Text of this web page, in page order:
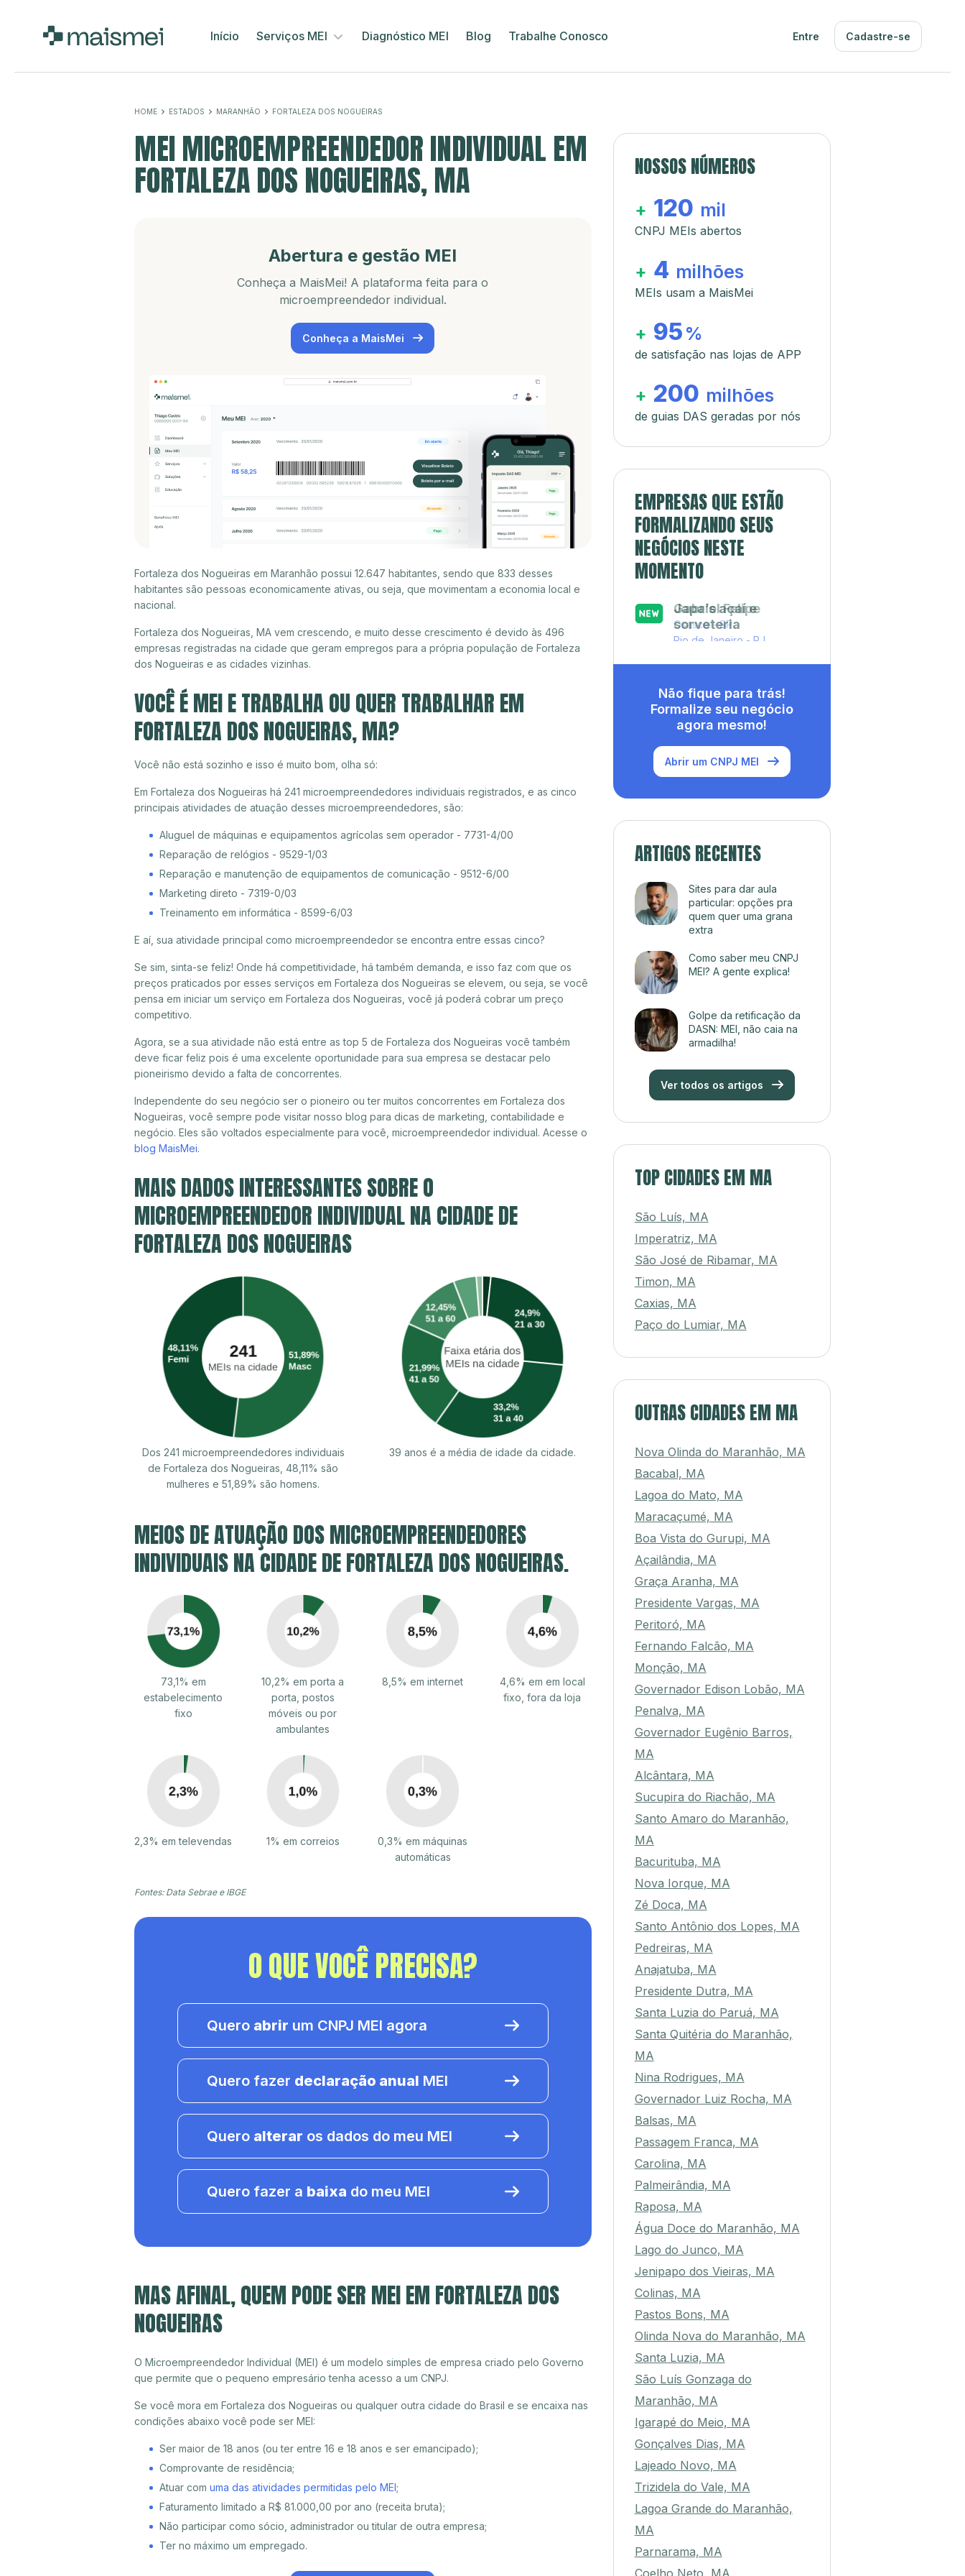
Início Serviços MEI Diagnóstico MEI Blog Trabalhe Conosco Entre Cadastre-se
HOME ESTADOS MARANHÃO FORTALEZA DOS NOGUEIRAS
MEI MICROEMPREENDEDOR INDIVIDUAL EM
FORTALEZA DOS NOGUEIRAS, MA
Abertura e gestão MEI
Conheça a MaisMei! A plataforma feita para o
microempreendedor individual.
Conheça a MaisMei
Fortaleza dos Nogueiras em Maranhão possui 12.647 habitantes, sendo que 833 desses
habitantes são pessoas economicamente ativas, ou seja, que movimentam a economia local e
nacional.
Fortaleza dos Nogueiras, MA vem crescendo, e muito desse crescimento é devido às 496
empresas registradas na cidade que geram empregos para a própria população de Fortaleza
dos Nogueiras e as cidades vizinhas.
VOCÊ É MEI E TRABALHA OU QUER TRABALHAR EM
FORTALEZA DOS NOGUEIRAS, MA?
Você não está sozinho e isso é muito bom, olha só:
Em Fortaleza dos Nogueiras há 241 microempreendedores individuais registrados, e as cinco
principais atividades de atuação desses microempreendedores, são:
Aluguel de máquinas e equipamentos agrícolas sem operador - 7731-4/00
Reparação de relógios - 9529-1/03
Reparação e manutenção de equipamentos de comunicação - 9512-6/00
Marketing direto - 7319-0/03
Treinamento em informática - 8599-6/03
E aí, sua atividade principal como microempreendedor se encontra entre essas cinco?
Se sim, sinta-se feliz! Onde há competitividade, há também demanda, e isso faz com que os
preços praticados por esses serviços em Fortaleza dos Nogueiras se elevem, ou seja, se você
pensa em iniciar um serviço em Fortaleza dos Nogueiras, você já poderá cobrar um preço
competitivo.
Agora, se a sua atividade não está entre as top 5 de Fortaleza dos Nogueiras você também
deve ficar feliz pois é uma excelente oportunidade para sua empresa se destacar pelo
pioneirismo devido a falta de concorrentes.
Independente do seu negócio ser o pioneiro ou ter muitos concorrentes em Fortaleza dos
Nogueiras, você sempre pode visitar nosso blog para dicas de marketing, contabilidade e
negócio. Eles são voltados especialmente para você, microempreendedor individual. Acesse o
blog MaisMei.
MAIS DADOS INTERESSANTES SOBRE O
MICROEMPREENDEDOR INDIVIDUAL NA CIDADE DE
FORTALEZA DOS NOGUEIRAS
Dos 241 microempreendedores individuais
de Fortaleza dos Nogueiras, 48,11% são
mulheres e 51,89% são homens.
39 anos é a média de idade da cidade.
MEIOS DE ATUAÇÃO DOS MICROEMPREENDEDORES
INDIVIDUAIS NA CIDADE DE FORTALEZA DOS NOGUEIRAS.
73,1% em
estabelecimento
fixo
10,2% em porta a
porta, postos
móveis ou por
ambulantes
8,5% em internet
4,6% em em local
fixo, fora da loja
2,3% em televendas 1% em correios
0,3% em máquinas
automáticas
Fontes: Data Sebrae e IBGE
O QUE VOCÊ PRECISA?
Quero abrir um CNPJ MEI agora
Quero fazer declaração anual MEI
Quero alterar os dados do meu MEI
Quero fazer a baixa do meu MEI
MAS AFINAL, QUEM PODE SER MEI EM FORTALEZA DOS
NOGUEIRAS
O Microempreendedor Individual (MEI) é um modelo simples de empresa criado pelo Governo
que permite que o pequeno empresário tenha acesso a um CNPJ.
Se você mora em Fortaleza dos Nogueiras ou qualquer outra cidade do Brasil e se encaixa nas
condições abaixo você pode ser MEI:
Ser maior de 18 anos (ou ter entre 16 e 18 anos e ser emancipado);
Comprovante de residência;
Atuar com uma das atividades permitidas pelo MEI;
Faturamento limitado a R$ 81.000,00 por ano (receita bruta);
Não participar como sócio, administrador ou titular de outra empresa;
Ter no máximo um empregado.
NOSSOS NÚMEROS
+ 120 mil
CNPJ MEIs abertos
+ 4 milhões
MEIs usam a MaisMei
+ 95 %
de satisfação nas lojas de APP
+ 200 milhões
de guias DAS geradas por nós
EMPRESAS QUE ESTÃO
FORMALIZANDO SEUS
NEGÓCIOS NESTE
MOMENTO
Japa’s açaí e
sorveteria
Rio de Janeiro - RJ
Não fique para trás!
Formalize seu negócio
agora mesmo!
Abrir um CNPJ MEI
ARTIGOS RECENTES
Sites para dar aula
particular: opções pra
quem quer uma grana
extra
Como saber meu CNPJ
MEI? A gente explica!
Golpe da retificação da
DASN: MEI, não caia na
armadilha!
Ver todos os artigos
TOP CIDADES EM MA
São Luís, MA
Imperatriz, MA
São José de Ribamar, MA
Timon, MA
Caxias, MA
Paço do Lumiar, MA
OUTRAS CIDADES EM MA
Nova Olinda do Maranhão, MA
Bacabal, MA
Lagoa do Mato, MA
Maracaçumé, MA
Boa Vista do Gurupi, MA
Açailândia, MA
Graça Aranha, MA
Presidente Vargas, MA
Peritoró, MA
Fernando Falcão, MA
Monção, MA
Governador Edison Lobão, MA
Penalva, MA
Governador Eugênio Barros,
MA
Alcântara, MA
Sucupira do Riachão, MA
Santo Amaro do Maranhão,
MA
Bacurituba, MA
Nova Iorque, MA
Zé Doca, MA
Santo Antônio dos Lopes, MA
Pedreiras, MA
Anajatuba, MA
Presidente Dutra, MA
Santa Luzia do Paruá, MA
Santa Quitéria do Maranhão,
MA
Nina Rodrigues, MA
Governador Luiz Rocha, MA
Balsas, MA
Passagem Franca, MA
Carolina, MA
Palmeirândia, MA
Raposa, MA
Água Doce do Maranhão, MA
Lago do Junco, MA
Jenipapo dos Vieiras, MA
Colinas, MA
Pastos Bons, MA
Olinda Nova do Maranhão, MA
Santa Luzia, MA
São Luís Gonzaga do
Maranhão, MA
Igarapé do Meio, MA
Gonçalves Dias, MA
Lajeado Novo, MA
Trizidela do Vale, MA
Lagoa Grande do Maranhão,
MA
Parnarama, MA